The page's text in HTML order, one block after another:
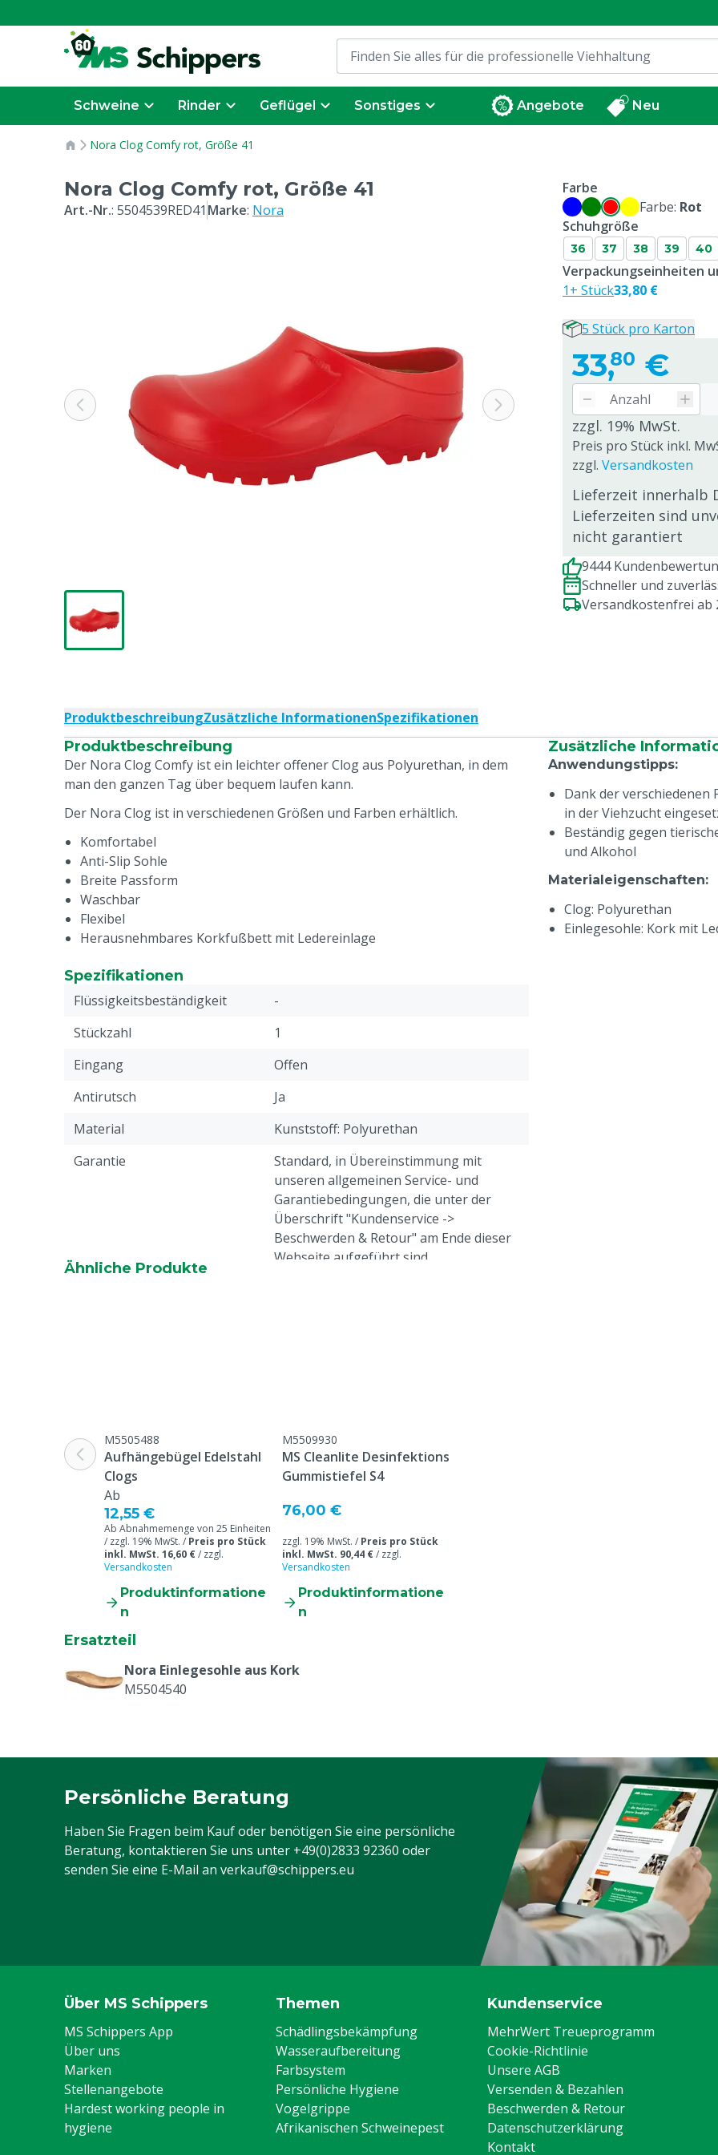
Schweine Rinder Geflügel Sonstiges Angebote Neu
Nora Clog Comfy rot, Größe 41
Nora Clog Comfy rot, Größe 41
Art.-Nr.: 5504539RED41 Marke: Nora
Farbe
Farbe: Rot
Schuhgröße
36 37 38 39 40
33,80 €
zzgl. 19% MwSt.
Preis pro Stück inkl.
zzgl. Versandkosten
Lieferzeit innerhalb
Lieferzeiten sind
nicht garantiert
Verpackungseinheiten
1+ Stück33,80 €
5 Stück pro Karton
9444
Schneller und
Versandkostenfrei ab
ProduktbeschreibungZusätzliche InformationenSpezifikationen
Produktbeschreibung
Der Nora Clog Comfy ist ein leichter offener Clog aus Polyurethan, in dem
man den ganzen Tag über bequem laufen kann.
Der Nora Clog ist in verschiedenen Größen und Farben erhältlich.
Komfortabel
Anti-Slip Sohle
Breite Passform
Waschbar
Flexibel
Herausnehmbares Korkfußbett mit Ledereinlage
Zusätzliche
Anwendungstipps:
Dank der verschiedenen
in der Viehzucht
Beständig gegen
und Alkohol
Materialeigenschaften:
Clog: Polyurethan
Einlegesohle: Kork mit
Spezifikationen
Flüssigkeitsbeständigkeit
-
Stückzahl
1
Eingang
Offen
Antirutsch
Ja
Material
Kunststoff: Polyurethan
Garantie
Standard, in Übereinstimmung mit
unseren allgemeinen Service- und
Garantiebedingungen, die unter der
Überschrift "Kundenservice ->
Beschwerden & Retour" am Ende dieser
Webseite aufgeführt sind.
Schuhgröße
41
Ähnliche Produkte
M5505488
Aufhängebügel Edelstahl
Clogs
Ab
12,55 €
Ab Abnahmemenge von 25 Einheiten
/ zzgl. 19% MwSt. / Preis pro Stück
inkl. MwSt. 16,60 €/ zzgl.
Versandkosten
Produktinformatione
n
M5509930
MS Cleanlite Desinfektions
Gummistiefel S4
76,00 €
zzgl. 19% MwSt. / Preis pro Stück
inkl. MwSt. 90,44 €/ zzgl.
Versandkosten
Produktinformatione
n
Ersatzteil
Nora Einlegesohle aus Kork
M5504540
Persönliche Beratung
Haben Sie Fragen beim Kauf oder benötigen Sie eine persönliche
Beratung, kontaktieren Sie uns unter +49(0)2833 92360 oder
senden Sie eine E-Mail an verkauf@schippers.eu
Über MS Schippers
MS Schippers App
Über uns
Marken
Stellenangebote
Hardest working people in
hygiene
Themen
Schädlingsbekämpfung
Wasseraufbereitung
Farbsystem
Persönliche Hygiene
Vogelgrippe
Afrikanischen Schweinepest
Kundenservice
MehrWert Treueprogramm
Cookie-Richtlinie
Unsere AGB
Versenden & Bezahlen
Beschwerden & Retour
Datenschutzerklärung
Kontakt